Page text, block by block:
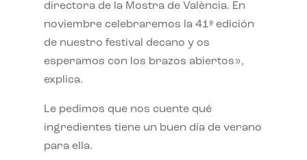
directora de la Mostra de València. En
noviembre celebraremos la 41ª edición
de nuestro festival decano y os
esperamos con los brazos abiertos»,
explica.
Le pedimos que nos cuente qué
ingredientes tiene un buen día de verano
para ella.